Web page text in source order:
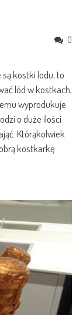
0
kostki lodu, to
lód w kostkach,
wyprodukuje
o duże ilości
Którąkolwiek
kostkarkę